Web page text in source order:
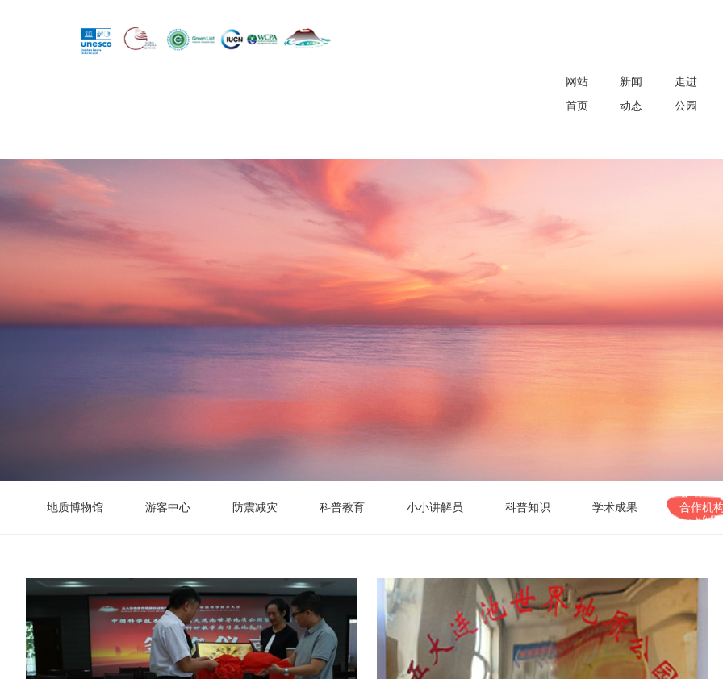
网站
首页
新闻
动态
走进
公园
地质博物馆 游客中心 防震减灾 科普教育 小小讲解员 科普知识 学术成果 合作机